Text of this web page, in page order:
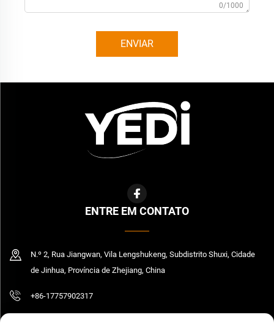
0/1000
ENVIAR
ENTRE EM CONTATO
N.º 2, Rua Jiangwan, Vila Lengshukeng, Subdistrito Shuxi, Cidade
de Jinhua, Província de Zhejiang, China
+86-17757902317